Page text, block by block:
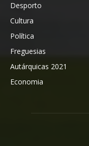
Desporto
Cultura
Política
Freguesias
Autárquicas 2021
Economia